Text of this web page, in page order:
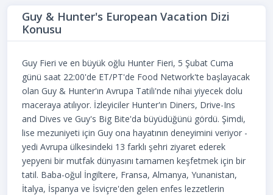
Guy & Hunter's European Vacation Dizi
Konusu
Guy Fieri ve en büyük oğlu Hunter Fieri, 5 Şubat Cuma
günü saat 22:00'de ET/PT'de Food Network'te başlayacak
olan Guy & Hunter'ın Avrupa Tatili'nde nihai yiyecek dolu
maceraya atılıyor. İzleyiciler Hunter'ın Diners, Drive-Ins
and Dives ve Guy's Big Bite'da büyüdüğünü gördü. Şimdi,
lise mezuniyeti için Guy ona hayatının deneyimini veriyor -
yedi Avrupa ülkesindeki 13 farklı şehri ziyaret ederek
yepyeni bir mutfak dünyasını tamamen keşfetmek için bir
tatil. Baba-oğul İngiltere, Fransa, Almanya, Yunanistan,
İtalya, İspanya ve İsviçre'den gelen enfes lezzetlerin